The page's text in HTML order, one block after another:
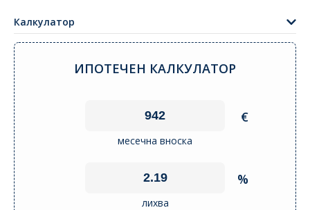
Калкулатор
ИПОТЕЧЕН КАЛКУЛАТОР
€
месечна вноска
%
лихва